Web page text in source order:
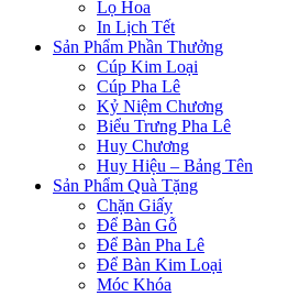
Lọ Hoa
In Lịch Tết
Sản Phẩm Phần Thưởng
Cúp Kim Loại
Cúp Pha Lê
Kỷ Niệm Chương
Biểu Trưng Pha Lê
Huy Chương
Huy Hiệu – Bảng Tên
Sản Phẩm Quà Tặng
Chặn Giấy
Để Bàn Gỗ
Để Bàn Pha Lê
Để Bàn Kim Loại
Móc Khóa